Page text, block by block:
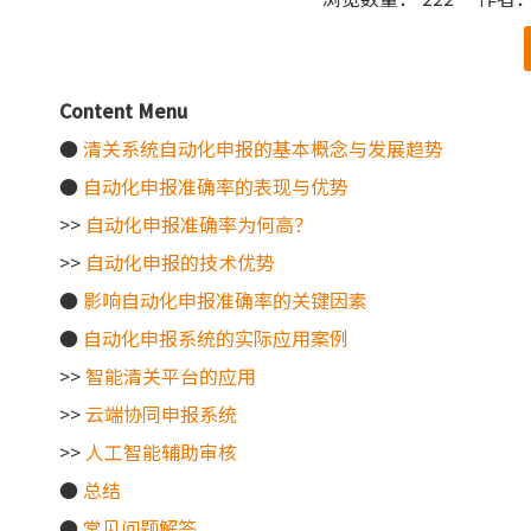
["wechat"]
Content Menu
●清关系统自动化申报的基本概念与发展趋势
● 自动化申报准确率的表现与优势
>> 自动化申报准确率为何高？
>> 自动化申报的技术优势
● 影响自动化申报准确率的关键因素
● 自动化申报系统的实际应用案例
>>智能清关平台的应用
>>云端协同申报系统
>> 人工智能辅助审核
● 总结